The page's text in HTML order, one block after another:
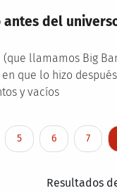
antes del
llamamos Big
que lo hizo
y vacíos
Page
5 Page
6 Page
7
Resultados